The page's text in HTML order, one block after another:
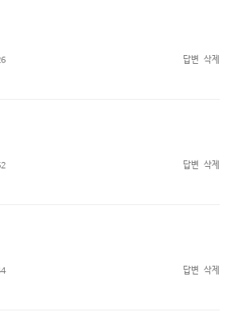
답변 삭제
답변 삭제
답변 삭제